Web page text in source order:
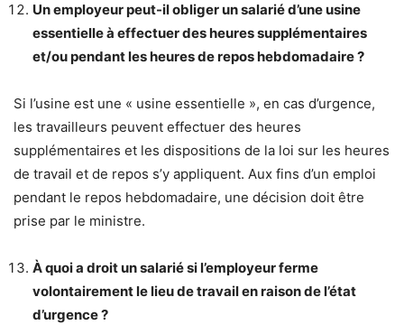
Un employeur peut-il obliger un salarié d’une usine
essentielle à effectuer des heures supplémentaires
et/ou pendant les heures de repos hebdomadaire ?
Si l’usine est une « usine essentielle », en cas d’urgence,
les travailleurs peuvent effectuer des heures
supplémentaires et les dispositions de la loi sur les heures
de travail et de repos s’y appliquent. Aux fins d’un emploi
pendant le repos hebdomadaire, une décision doit être
prise par le ministre.
À quoi a droit un salarié si l’employeur ferme
volontairement le lieu de travail en raison de l’état
d’urgence ?